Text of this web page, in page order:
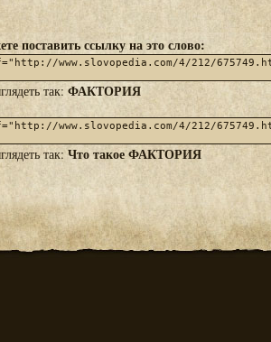
поставить ссылку на это слово:
так: ФАКТОРИЯ
так:Что такое ФАКТОРИЯ